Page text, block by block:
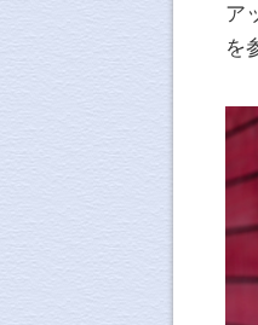
ア
を